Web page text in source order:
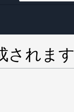
されます